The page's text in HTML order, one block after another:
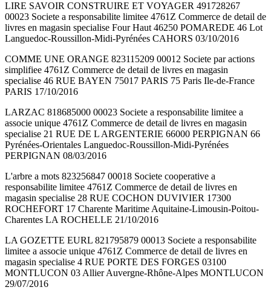
LIRE SAVOIR CONSTRUIRE ET VOYAGER 491728267
00023 Societe a responsabilite limitee 4761Z Commerce de detail de
livres en magasin specialise Four Haut 46250 POMAREDE 46 Lot
Languedoc-Roussillon-Midi-Pyrénées CAHORS 03/10/2016
COMME UNE ORANGE 823115209 00012 Societe par actions
simplifiee 4761Z Commerce de detail de livres en magasin
specialise 46 RUE BAYEN 75017 PARIS 75 Paris Ile-de-France
PARIS 17/10/2016
LARZAC 818685000 00023 Societe a responsabilite limitee a
associe unique 4761Z Commerce de detail de livres en magasin
specialise 21 RUE DE L ARGENTERIE 66000 PERPIGNAN 66
Pyrénées-Orientales Languedoc-Roussillon-Midi-Pyrénées
PERPIGNAN 08/03/2016
L'arbre a mots 823256847 00018 Societe cooperative a
responsabilite limitee 4761Z Commerce de detail de livres en
magasin specialise 28 RUE COCHON DUVIVIER 17300
ROCHEFORT 17 Charente Maritime Aquitaine-Limousin-Poitou-
Charentes LA ROCHELLE 21/10/2016
LA GOZETTE EURL 821795879 00013 Societe a responsabilite
limitee a associe unique 4761Z Commerce de detail de livres en
magasin specialise 4 RUE PORTE DES FORGES 03100
MONTLUCON 03 Allier Auvergne-Rhône-Alpes MONTLUCON
29/07/2016